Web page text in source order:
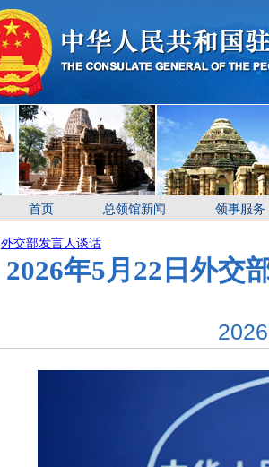
首页 总领馆新闻 领事服务
外交部发言人谈话
2026年5月22日外交